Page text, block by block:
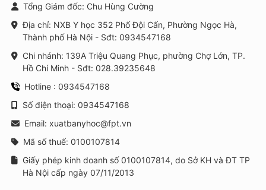
Tổng Giám đốc: Chu Hùng Cường
Địa chỉ: NXB Y học 352 Phố Đội Cấn, Phường Ngọc Hà,
Thành phố Hà Nội - Sđt: 0934547168
Chi nhánh: 139A Triệu Quang Phục, phường Chợ Lớn, TP.
Hồ Chí Minh - Sđt: 028.39235648
Hotline : 0934547168
Số điện thoại: 0934547168
Email: xuatbanyhoc@fpt.vn
Mã số thuế: 0100107814
Giấy phép kinh doanh số 0100107814, do Sở KH và ĐT TP
Hà Nội cấp ngày 07/11/2013